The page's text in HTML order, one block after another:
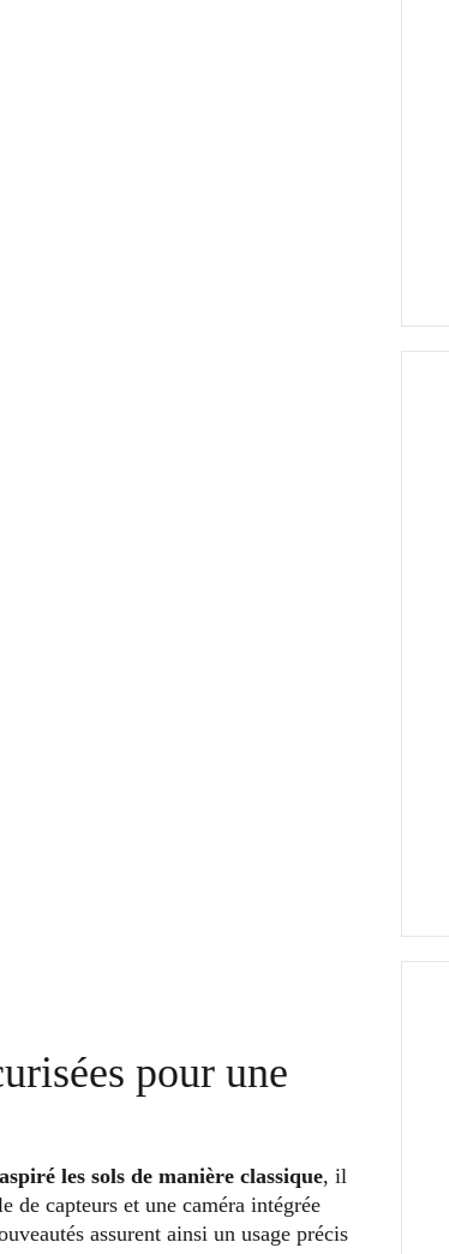
pour une
aspiré les sols de manière classique, il
de capteurs et une caméra intégrée
assurent ainsi un usage précis